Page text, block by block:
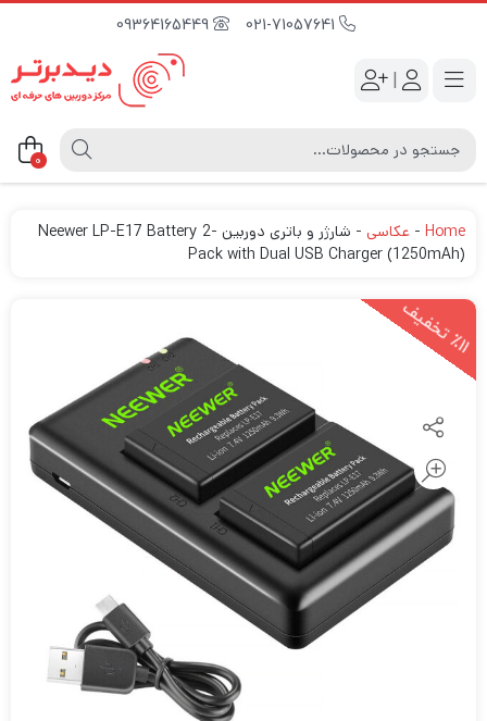
09364165449
|
0
Home
- عکاسی -
شارژر و باتری دوربین Neewer LP-E17 Battery 2-
Pack with Dual USB Charger (1250mAh)
٪1
1
ت
خ
ف
یف